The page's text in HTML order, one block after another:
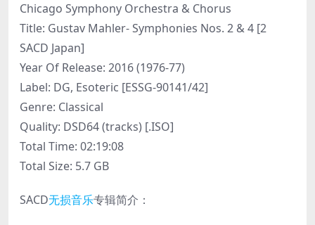
Chicago Symphony Orchestra & Chorus
Title: Gustav Mahler- Symphonies Nos. 2 & 4 [2
SACD Japan]
Year Of Release: 2016 (1976-77)
Label: DG, Esoteric [ESSG-90141/42]
Genre: Classical
Quality: DSD64 (tracks) [.ISO]
Total Time: 02:19:08
Total Size: 5.7 GB
SACD无损音乐专辑简介：